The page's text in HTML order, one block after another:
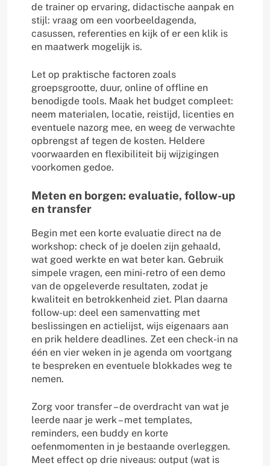
de trainer op ervaring, didactische aanpak en
stijl: vraag om een voorbeeldagenda,
casussen, referenties en kijk of er een klik is
en maatwerk mogelijk is.
Let op praktische factoren zoals
groepsgrootte, duur, online of offline en
benodigde tools. Maak het budget compleet:
neem materialen, locatie, reistijd, licenties en
eventuele nazorg mee, en weeg de verwachte
opbrengst af tegen de kosten. Heldere
voorwaarden en flexibiliteit bij wijzigingen
voorkomen gedoe.
Meten en borgen: evaluatie, follow-up
en transfer
Begin met een korte evaluatie direct na de
workshop: check of je doelen zijn gehaald,
wat goed werkte en wat beter kan. Gebruik
simpele vragen, een mini-retro of een demo
van de opgeleverde resultaten, zodat je
kwaliteit en betrokkenheid ziet. Plan daarna
follow-up: deel een samenvatting met
beslissingen en actielijst, wijs eigenaars aan
en prik heldere deadlines. Zet een check-in na
één en vier weken in je agenda om voortgang
te bespreken en eventuele blokkades weg te
nemen.
Zorg voor transfer – de overdracht van wat je
leerde naar je werk – met templates,
reminders, een buddy en korte
oefenmomenten in je bestaande overleggen.
Meet effect op drie niveaus: output (wat is